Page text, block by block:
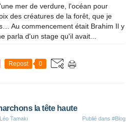
mer de verdure, l'océan pour
des créatures de la forêt, que je
Au commencement était Brahim Il y
parla d'un stage qu'il avait...
Repost 0
la tête haute
Tamaki Publié dans #Blog